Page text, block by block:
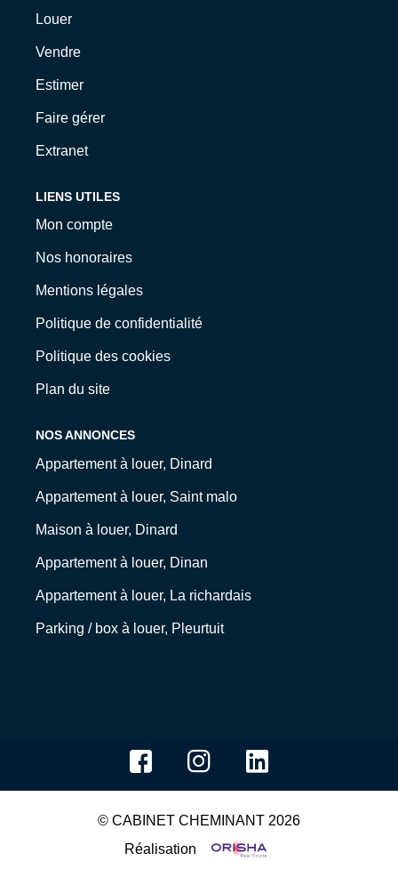
Louer
Vendre
Estimer
Faire gérer
Extranet
LIENS UTILES
Mon compte
Nos honoraires
Mentions légales
Politique de confidentialité
Politique des cookies
Plan du site
NOS ANNONCES
Appartement à louer, Dinard
Appartement à louer, Saint malo
Maison à louer, Dinard
Appartement à louer, Dinan
Appartement à louer, La richardais
Parking / box à louer, Pleurtuit
© CABINET CHEMINANT 2026
Réalisation